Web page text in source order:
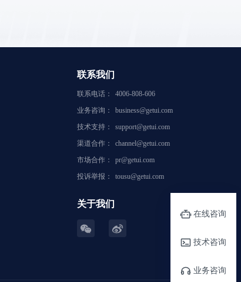
联系我们
联系电话：
4006-808-606
业务咨询：
business@getui.com
技术支持：
support@getui.com
渠道合作：
channel@getui.com
市场合作：
pr@getui.com
投诉举报：
tousu@getui.com
关于我们
在线咨询
技术咨询
业务咨询